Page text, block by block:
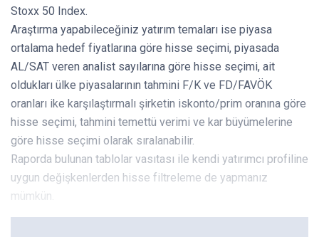
Stoxx 50 Index.
Araştırma yapabileceğiniz yatırım temaları ise piyasa
ortalama hedef fiyatlarına göre hisse seçimi, piyasada
AL/SAT veren analist sayılarına göre hisse seçimi, ait
oldukları ülke piyasalarının tahmini F/K ve FD/FAVÖK
oranları ike karşılaştırmalı şirketin iskonto/prim oranına göre
hisse seçimi, tahmini temettü verimi ve kar büyümelerine
göre hisse seçimi olarak sıralanabilir.
Raporda bulunan tablolar vasıtası ile kendi yatırımcı profiline
uygun değişkenlerden hisse filtreleme de yapmanız
mümkün.